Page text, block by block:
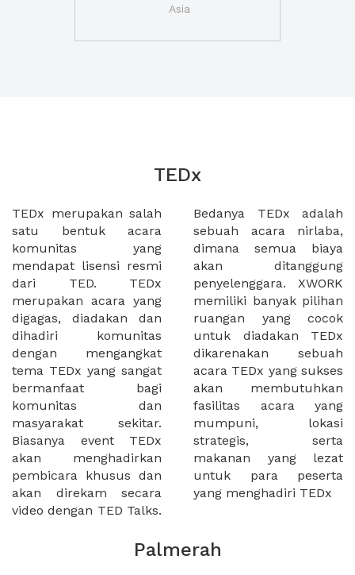
Asia
TEDx
TEDx merupakan salah
satu bentuk acara
komunitas yang
mendapat lisensi resmi
dari TED. TEDx
merupakan acara yang
digagas, diadakan dan
dihadiri komunitas
dengan mengangkat
tema TEDx yang sangat
bermanfaat bagi
komunitas dan
masyarakat sekitar.
Biasanya event TEDx
akan menghadirkan
pembicara khusus dan
akan direkam secara
video dengan TED Talks.
Bedanya TEDx adalah
sebuah acara nirlaba,
dimana semua biaya
akan ditanggung
penyelenggara. XWORK
memiliki banyak pilihan
ruangan yang cocok
untuk diadakan TEDx
dikarenakan sebuah
acara TEDx yang sukses
akan membutuhkan
fasilitas acara yang
mumpuni, lokasi
strategis, serta
makanan yang lezat
untuk para peserta
yang menghadiri TEDx
Palmerah